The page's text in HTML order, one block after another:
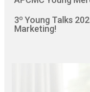
3º Young Talks
Marketing!